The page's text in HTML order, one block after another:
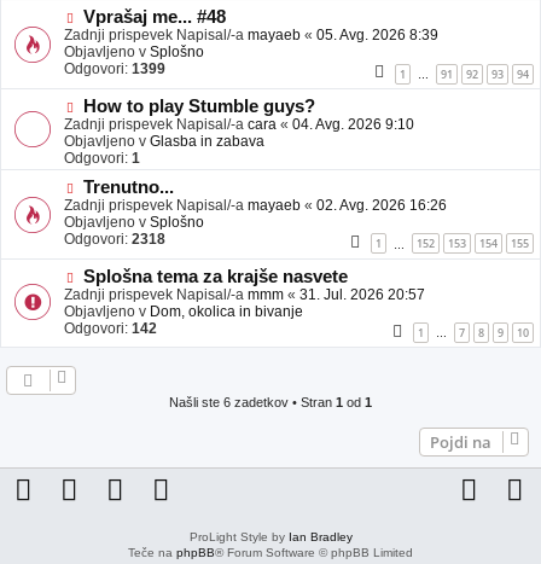
b
a
v
e
N
o
v
e
b
a
v
e
Vprašaj me... #48
Zadnji prispevek Napisal/-a mayaeb « 05. Avg. 2026 8:39
Objavljeno v Splošno
Odgovori: 1399 1 91 92 93 94
N
o
v
e
o
b
j
a
v
e
How to play Stumble guys?
Zadnji prispevek Napisal/-a cara « 04. Avg. 2026 9:10
Objavljeno v Glasba in zabava
Odgovori: 1
N
o
v
e
o
b
a
v
e
Trenutno...
Zadnji prispevek Napisal/-a mayaeb « 02. Avg. 2026 16:26
Objavljeno v Splošno
Odgovori: 2318 1 152 153 154 155
N
o
v
e
o
Splošna tema za krajše nasvete
Zadnji prispevek Napisal/-a mmm « 31. Jul. 2026 20:57
Objavljeno v Dom, okolica in bivanje
Odgovori: 142 1 … 7 8 9 10
Našli ste 6 zadetkov • Stran 1 od 1
Pojdi na
ProLight Style by Ian Bradley
Teče na phpBB® Forum Software © phpBB Limited